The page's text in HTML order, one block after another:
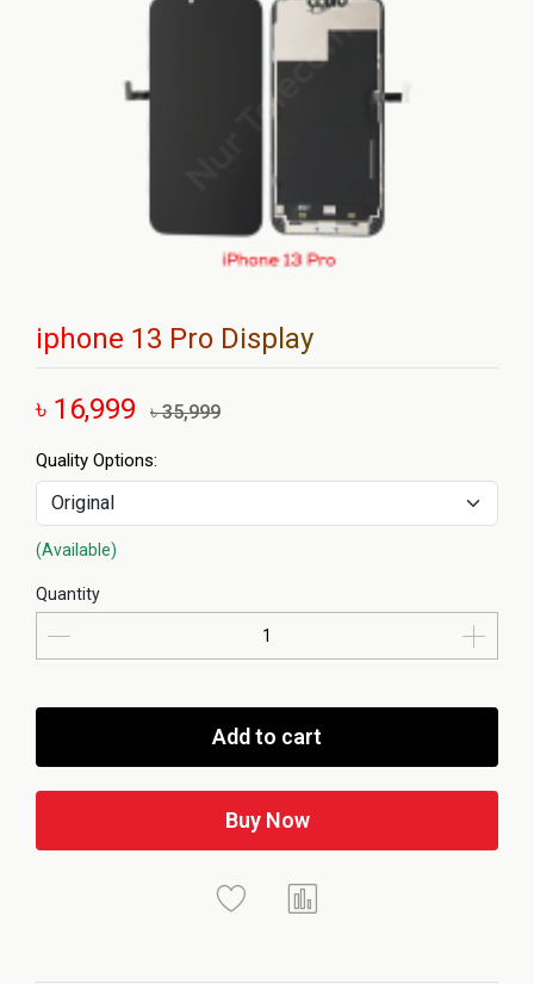
iphone 13 Pro Display
৳ 16,999 ৳ 35,999
Quality Options:
(Available)
Quantity
Add to cart
Buy Now